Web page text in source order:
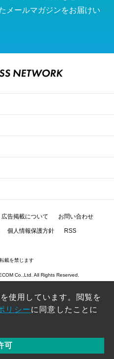
メールマガジンをお届けい
広告掲載について お問い合わせ
個人情報保護方針 RSS
載を禁じます
Co.,Ltd. All Rights Reserved.
使用しています。閲覧を
リシーに同意したことに
可